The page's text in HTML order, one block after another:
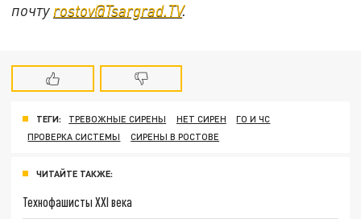
почту rostov@Tsargrad.ТV.
ТЕГИ: ТРЕВОЖНЫЕ СИРЕНЫ НЕТ СИРЕН
ГО И ЧС
ПРОВЕРКА СИСТЕМЫ
СИРЕНЫ В РОСТОВЕ
ЧИТАЙТЕ ТАКЖЕ:
Технофашисты XXI века